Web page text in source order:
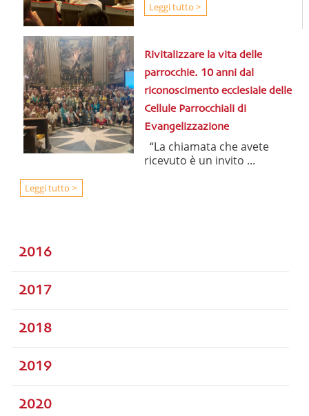
Leggi tutto >
Rivitalizzare la vita delle
parrocchie. 10 anni dal
riconoscimento ecclesiale delle
Cellule Parrocchiali di
Evangelizzazione
“La chiamata che avete
ricevuto è un invito ...
Leggi tutto >
2016
2017
2018
2019
2020